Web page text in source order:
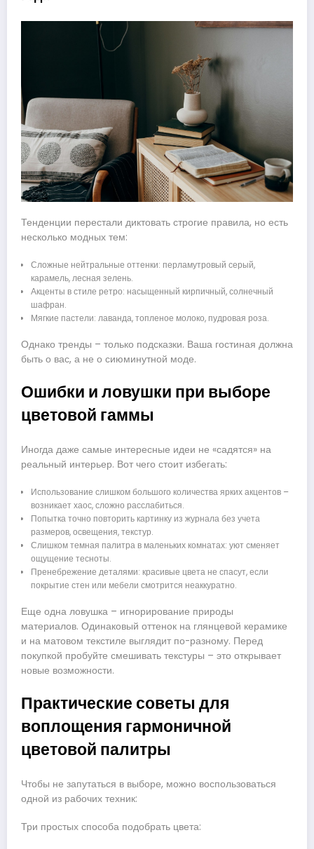
Тенденции перестали диктовать строгие правила, но есть
несколько модных тем:
Сложные нейтральные оттенки: перламутровый серый,
карамель, лесная зелень.
Акценты в стиле ретро: насыщенный кирпичный, солнечный
шафран.
Мягкие пастели: лаванда, топленое молоко, пудровая роза.
Однако тренды – только подсказки. Ваша гостиная должна
быть о вас, а не о сиюминутной моде.
Ошибки и ловушки при выборе
цветовой гаммы
Иногда даже самые интересные идеи не «садятся» на
реальный интерьер. Вот чего стоит избегать:
Использование слишком большого количества ярких акцентов –
возникает хаос, сложно расслабиться.
Попытка точно повторить картинку из журнала без учета
размеров, освещения, текстур.
Слишком темная палитра в маленьких комнатах: уют сменяет
ощущение тесноты.
Пренебрежение деталями: красивые цвета не спасут, если
покрытие стен или мебели смотрится неаккуратно.
Еще одна ловушка – игнорирование природы
материалов. Одинаковый оттенок на глянцевой керамике
и на матовом текстиле выглядит по-разному. Перед
покупкой пробуйте смешивать текстуры – это открывает
новые возможности.
Практические советы для
воплощения гармоничной
цветовой палитры
Чтобы не запутаться в выборе, можно воспользоваться
одной из рабочих техник:
Три простых способа подобрать цвета: